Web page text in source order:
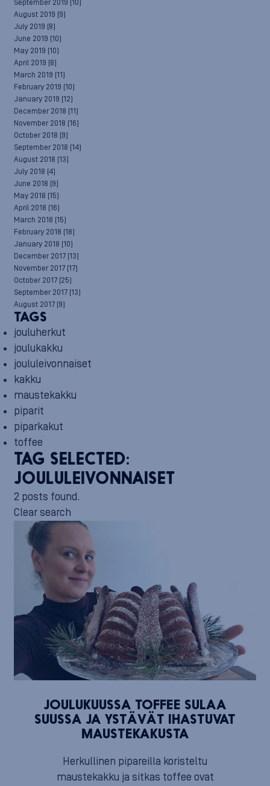
September 2019 (10)
August 2019 (9)
July 2019 (8)
June 2019 (10)
May 2019 (10)
April 2019 (8)
March 2019 (11)
February 2019 (10)
January 2019 (12)
December 2018 (11)
November 2018 (16)
October 2018 (9)
September 2018 (14)
August 2018 (13)
July 2018 (4)
June 2018 (9)
May 2018 (15)
April 2018 (16)
March 2018 (15)
February 2018 (18)
January 2018 (10)
December 2017 (13)
November 2017 (17)
October 2017 (25)
September 2017 (13)
August 2017 (9)
TAGS
jouluherkut
joulukakku
joululeivonnaiset
kakku
maustekakku
piparit
piparkakut
toffee
TAG SELECTED:
JOULULEIVONNAISET
2 posts found.
Clear search
JOULUKUUSSA TOFFEE SULAA
SUUSSA JA YSTÄVÄT IHASTUVAT
MAUSTEKAKUSTA
Herkullinen pipareilla koristeltu
maustekakku ja sitkas toffee ovat